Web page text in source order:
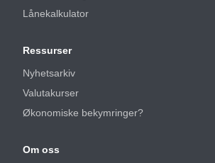
Lånekalkulator
Ressurser
Nyhetsarkiv
Valutakurser
Økonomiske bekymringer?
Om oss